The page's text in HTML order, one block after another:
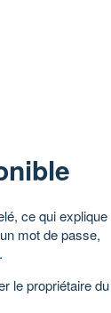
ce qui explique
mot de passe,
le propriétaire du